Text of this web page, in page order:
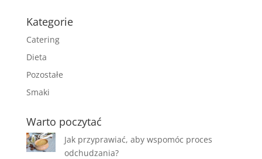
Kategorie
Catering
Dieta
Pozostałe
Smaki
Warto poczytać
Jak przyprawiać, aby wspomóc proces
odchudzania?